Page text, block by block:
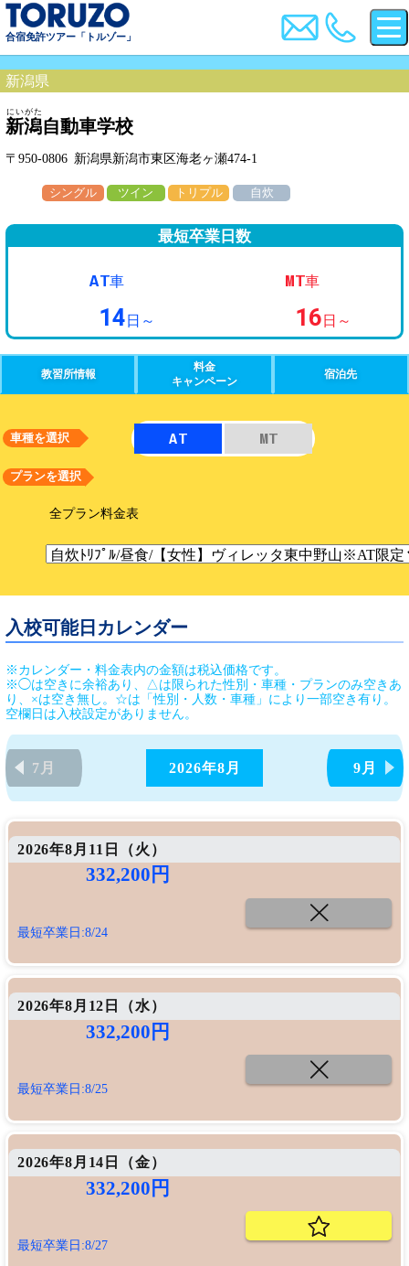
合宿免許ツアー「トルゾー」
新潟県
新潟
にいがた
自動車学校
〒950-0806 新潟県新潟市東区海老ヶ瀬474-1
シングル ツイン トリプル 自炊
最短卒業日数
AT車
14 日～
MT車
16 日～
教習所情報
料金
キャンペーン
宿泊先
車種を選択 AT MT
プランを選択
全プラン料金表
入校可能日カレンダー
※カレンダー・料金表内の金額は税込価格です。
※◯は空きに余裕あり、△は限られた性別・車種・プランのみ空きあ
り、×は空き無し。☆は「性別・人数・車種」により一部空き有り。
空欄日は入校設定がありません。
7月 2026年8月 9月
2026年8月11日（火 ）
332,200円
最短卒業日:8/24
2026年8月12日（水）
332,200円
最短卒業日:8/25
2026年8月14日（金）
332,200円
最短卒業日:8/27